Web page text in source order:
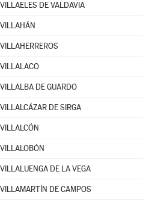
VILLAELES DE VALDAVIA
VILLAHÁN
VILLAHERREROS
VILLALACO
VILLALBA DE GUARDO
VILLALCÁZAR DE SIRGA
VILLALCÓN
VILLALOBÓN
VILLALUENGA DE LA VEGA
VILLAMARTÍN DE CAMPOS